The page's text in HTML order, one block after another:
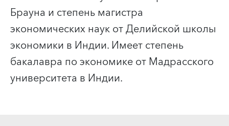
Брауна и степень магистра
экономических наук от Делийской школы
экономики в Индии. Имеет степень
бакалавра по экономике от Мадрасского
университета в Индии.